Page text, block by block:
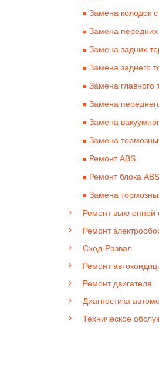
Замена колодок
Замена
Замена задних
Замена заднего
Замена главного
Замена
Замена
Замена
Ремонт ABS
Ремонт блока ABS
Замена
Ремонт выхлопной
Ремонт
Сход-Развал
Ремонт
Ремонт двигателя
Диагностика
Техническое